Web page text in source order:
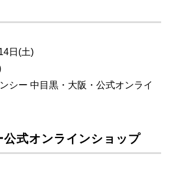
日(土)
シー 中目黒・大阪・公式オンライ
公式オンラインショップ